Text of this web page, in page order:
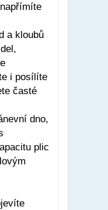
a kloubů
i posílíte
časté
dno,
plic